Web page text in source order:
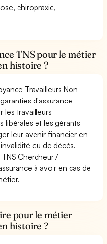
chiropraxie,
TNS pour le métier
histoire ?
Travailleurs Non
d'assurance
les travailleurs
libérales et les gérants
leur avenir financier en
ou de décès.
Chercheur /
à avoir en cas de
pour le métier
histoire ?